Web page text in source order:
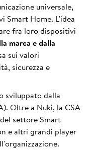
universale,
Smart Home. L'idea
fra loro dispositivi
marca e dalla
sui valori
sicurezza e
sviluppato dalla
Oltre a Nuki, la CSA
settore Smart
e altri grandi player